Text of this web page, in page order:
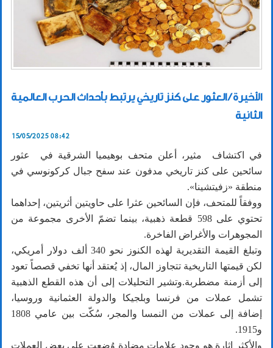
الأخيرة / العثور على كنز تاريخي يرتبط بأحداث الحرب العالمية
الثانية
15/05/2025 08:42
في اكتشاف مثير، أعلن متحف بوهيميا الشرقية في عثور
سائحين على كنز تاريخي مدفون عند سفح جبال كركونوسي في
منطقة «زفيتشينا».
ووفقاً للمتحف، فإن السائحين عثرا على حاويتين أثريتين، إحداهما
تحتوي على 598 قطعة ذهبية، بينما تضمّ الأخرى مجموعة من
المجوهرات والأغراض الفاخرة.
وتبلغ القيمة التقديرية لهذه الكنوز نحو 340 ألف دولار أمريكي،
لكن قيمتها التاريخية تتجاوز المال، إذ يُعتقد أنها تخفي قصصاً تعود
إلى أزمنة مضطربة.وتشير التحليلات إلى أن هذه القطع الذهبية
تشمل عملات من فرنسا وبلجيكا والدولة العثمانية وروسيا،
إضافة إلى عملات من النمسا والمجر، سُكّت بين عامي 1808
و1915.
والأكثر إثارة هو وجود علامات مضادة وُضعت على بعض العملات